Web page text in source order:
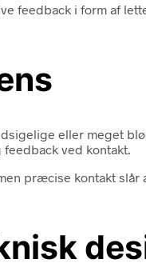
feedback i form af
eller meget
ved kontakt.
præcise kontakt